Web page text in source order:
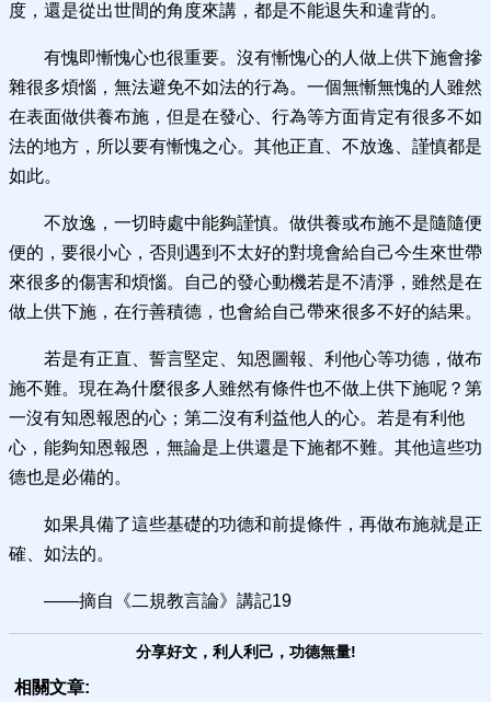
度，還是從出世間的角度來講，都是不能退失和違背的。
有愧即慚愧心也很重要。沒有慚愧心的人做上供下施會摻
雜很多煩惱，無法避免不如法的行為。一個無慚無愧的人雖然
在表面做供養布施，但是在發心、行為等方面肯定有很多不如
法的地方，所以要有慚愧之心。其他正直、不放逸、謹慎都是
如此。
不放逸，一切時處中能夠謹慎。做供養或布施不是隨隨便
便的，要很小心，否則遇到不太好的對境會給自己今生來世帶
來很多的傷害和煩惱。自己的發心動機若是不清淨，雖然是在
做上供下施，在行善積德，也會給自己帶來很多不好的結果。
若是有正直、誓言堅定、知恩圖報、利他心等功德，做布
施不難。現在為什麼很多人雖然有條件也不做上供下施呢？第
一沒有知恩報恩的心；第二沒有利益他人的心。若是有利他
心，能夠知恩報恩，無論是上供還是下施都不難。其他這些功
德也是必備的。
如果具備了這些基礎的功德和前提條件，再做布施就是正
確、如法的。
——摘自《二規教言論》講記19
分享好文，利人利己，功德無量!
相關文章: